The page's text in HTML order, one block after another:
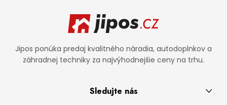
Jipos ponúka predaj kvalitného náradia, autodoplnkov a
záhradnej techniky za najvýhodnejšie ceny na trhu.
Sledujte nás